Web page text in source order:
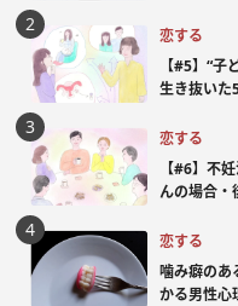
恋する
【#5】“
生き抜いた
恋する
【#6】不
んの場合・
恋する
噛み癖のあ
かる男性心